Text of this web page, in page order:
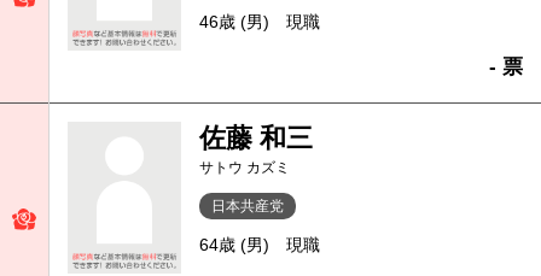
46歳 (男) 現職
- 票
佐藤 和三
サトウ カズミ
日本共産党
64歳 (男) 現職